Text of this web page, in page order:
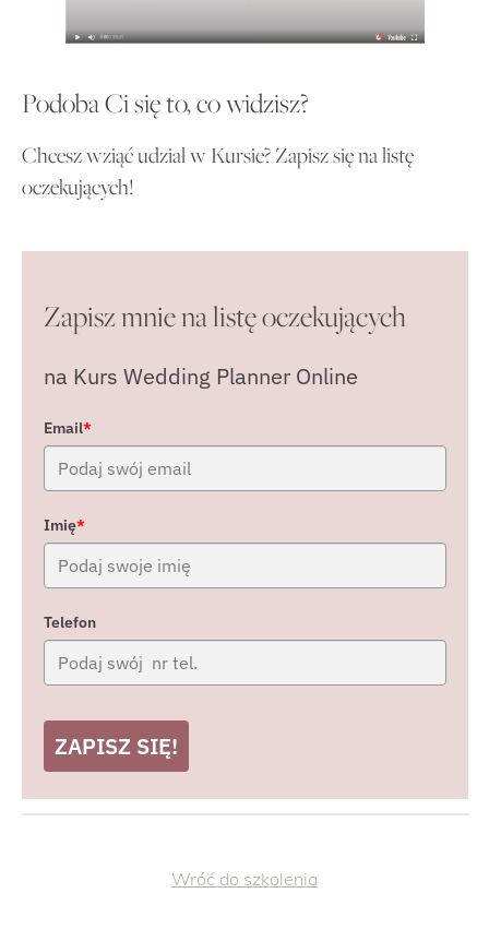
Podoba Ci się to, co widzisz?
Chcesz wziąć udział w Kursie? Zapisz się na listę
oczekujących!
Zapisz mnie na listę oczekujących
na Kurs Wedding Planner Online
Email*
Imię*
Telefon
ZAPISZ SIĘ!
Wróć do szkolenia